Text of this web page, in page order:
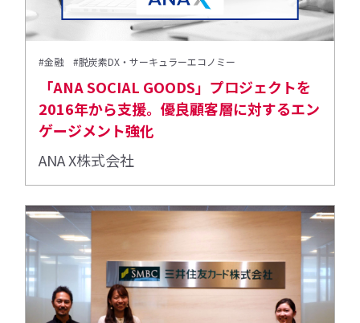
#金融 #脱炭素DX・サーキュラーエコノミー
「ANA SOCIAL GOODS」プロジェクトを
2016年から支援。優良顧客層に対するエン
ゲージメント強化
ANA X株式会社